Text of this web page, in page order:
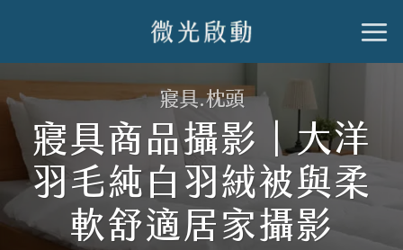
內
容
寢具.枕頭
寢具商品攝影｜大洋
羽毛純白羽絨被與柔
軟舒適居家攝影